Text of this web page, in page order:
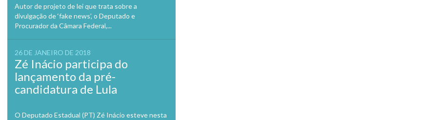
Autor de projeto de lei que trata sobre a
divulgação de ‘fake news’, o Deputado e
Procurador da Câmara Federal,...
26 DE JANEIRO DE 2018
Zé Inácio participa do
lançamento da pré-
candidatura de Lula
O Deputado Estadual (PT) Zé Inácio esteve nesta